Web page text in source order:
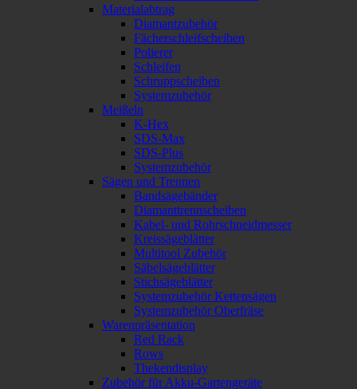
Materialabtrag
Diamantzubehör
Fächerschleifscheiben
Polierer
Schleifen
Schruppscheiben
Systemzubehör
Meißeln
K-Hex
SDS-Max
SDS-Plus
Systemzubehör
Sägen und Trennen
Bandsägebänder
Diamanttrennscheiben
Kabel- und Rohrschneidmesser
Kreissägeblätter
Multitool Zubehör
Säbelsägeblätter
Stichsägeblätter
Systemzubehör Kettensägen
Systemzubehör Oberfräse
Warenpräsentation
Red Rack
Rows
Thekendisplay
Zubehör für Akku-Gartengeräte